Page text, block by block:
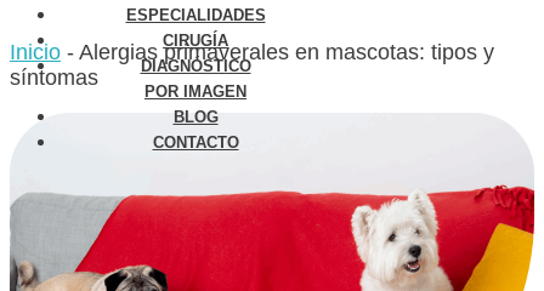
ESPECIALIDADES
CIRUGÍA
DIAGNÓSTICO
POR IMAGEN
BLOG
CONTACTO
Inicio - Alergias primaverales en mascotas: tipos y
síntomas